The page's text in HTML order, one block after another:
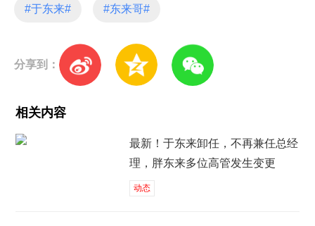
#于东来# #东来哥#
分享到：
相关内容
最新！于东来卸任，不再兼任总经
理，胖东来多位高管发生变更
动态